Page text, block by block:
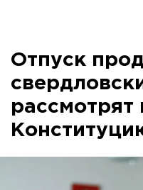
Отпуск
рассмотрят